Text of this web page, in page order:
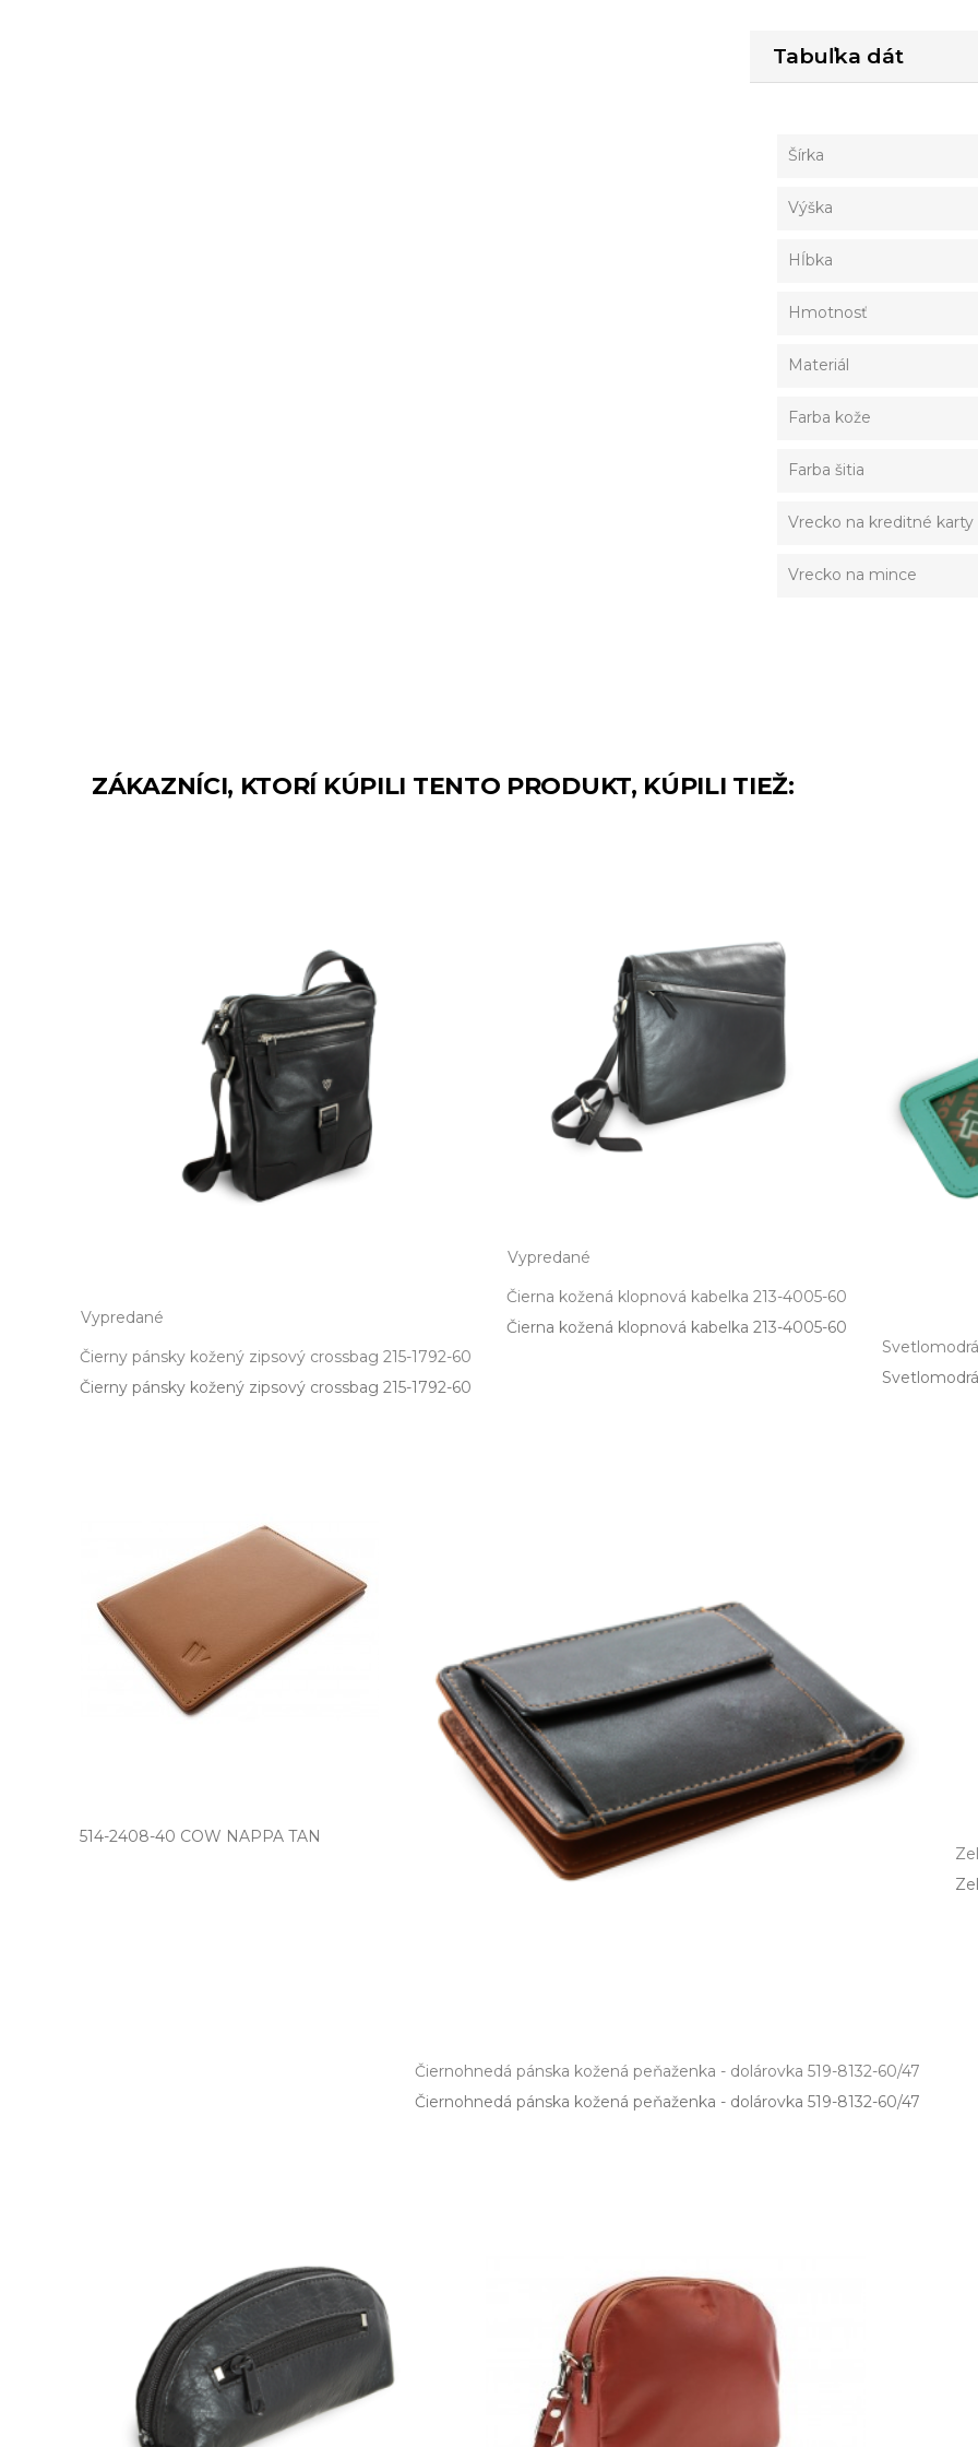
Tabuľka dát
Šírka
Výška
Hĺbka
Hmotnosť
Materiál
Farba kože
Farba šitia
Vrecko na kreditné karty
Vrecko na mince
ZÁKAZNÍCI, KTORÍ KÚPILI TENTO PRODUKT, KÚPILI TIEŽ:
Vypredané
Čierny pánsky kožený zipsový crossbag 215-1792-60
Čierny pánsky kožený zipsový crossbag 215­-1792­-60
Vypredané
Čierna kožená klopnová kabelka 213-4005-60
Čierna kožená klopnová kabelka 213­-4005­-60
514­-2408­-40 COW NAPPA TAN
Čiernohnedá pánska kožená peňaženka - dolárovka 519-8132-60/47
Čiernohnedá pánska kožená peňaženka ­- dolárovka 519­-8132­-60/47